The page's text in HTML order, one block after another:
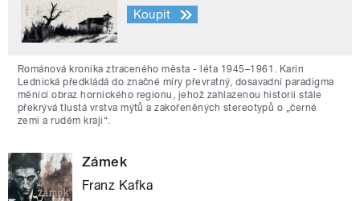
Koupit
Románová kronika ztraceného města - léta 1945–1961. Karin
Lednická předkládá do značné míry převratný, dosavadní paradigma
měnící obraz hornického regionu, jehož zahlazenou historii stále
překrývá tlustá vrstva mýtů a zakořeněných stereotypů o „černé
zemi a rudém kraji“.
Zámek
Franz Kafka